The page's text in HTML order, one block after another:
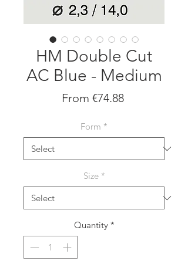
HM Double Cut
AC Blue - Medium
From €74.88Sale
Form *
Size *
Quantity *